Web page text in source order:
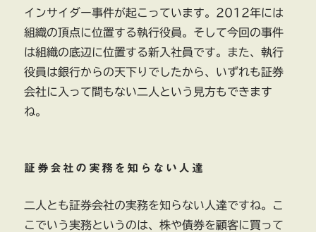
インサイダー事件が起こっています。2012年には
組織の頂点に位置する執行役員。そして今回の事件
は組織の底辺に位置する新入社員です。また、執行
役員は銀行からの天下りでしたから、いずれも証券
会社に入って間もない二人という見方もできます
ね。
証券会社の実務を知らない人達
二人とも証券会社の実務を知らない人達ですね。こ
こでいう実務というのは、株や債券を顧客に買って